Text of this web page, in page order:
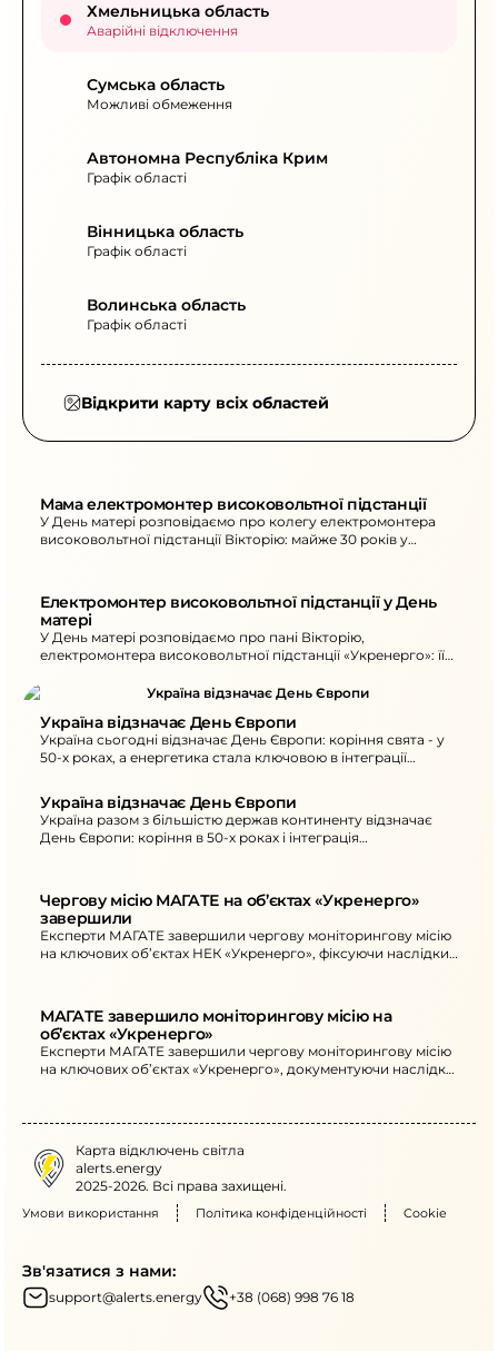
Хмельницька область
Аварійні відключення
Сумська область
Можливі обмеження
Автономна Республіка Крим
Графік області
Вінницька область
Графік області
Волинська область
Графік області
Відкрити карту всіх областей
Мама електромонтер високовольтної підстанції
У День матері розповідаємо про колегу електромонтера
високовольтної підстанції Вікторію: майже 30 років у
Електромонтер високовольтної підстанції у День
матері
У День матері розповідаємо про пані Вікторію,
електромонтера високовольтної підстанції «Укренерго»: її
Україна відзначає День Європи
Україна сьогодні відзначає День Європи: коріння свята - у
50-х роках, а енергетика стала ключовою в інтеграції
Україна відзначає День Європи
Україна разом з більшістю держав континенту відзначає
День Європи: коріння в 50-х роках і інтеграція
Чергову місію МАГАТЕ на об’єктах «Укренерго»
завершили
Експерти МАГАТЕ завершили чергову моніторингову місію
на ключових об’єктах НЕК «Укренерго», фіксуючи наслідки
МАГАТЕ завершило моніторингову місію на
об’єктах «Укренерго»
Експерти МАГАТЕ завершили чергову моніторингову місію
на ключових об’єктах «Укренерго», документуючи наслідки
Карта відключень світла
alerts.energy
2025-2026. Всі права захищені.
Умови використання Політика конфіденційності Cookie
Зв'язатися з нами:
support@alerts.energy +38 (068) 998 76 18